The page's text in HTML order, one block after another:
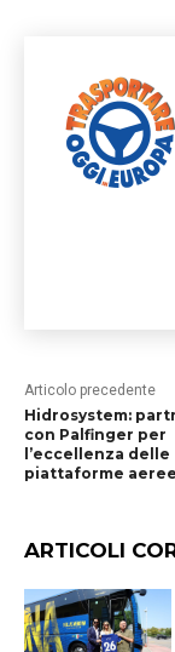
Articolo precedente
Hidrosystem:
con Palfinger per
l’eccellenza delle
piattaforme aeree
ARTICOLI